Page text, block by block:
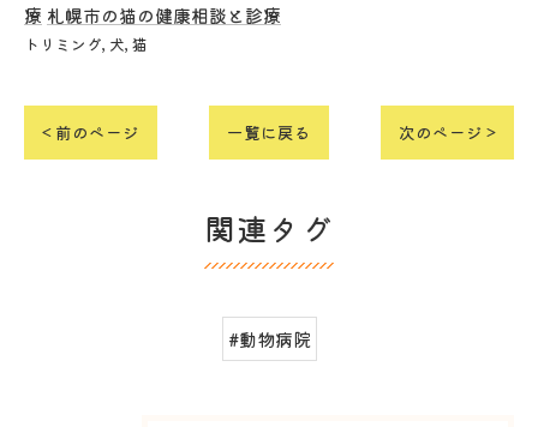
療 札幌市の猫の健康相談と診療
トリミング 犬 猫
< 前のページ 一覧に戻る 次のページ >
関連タグ
#動物病院